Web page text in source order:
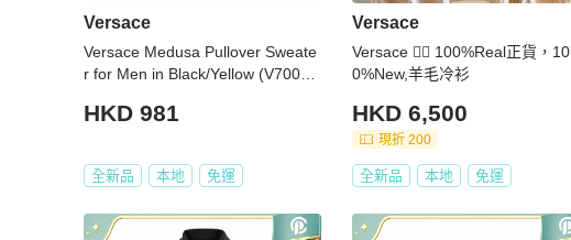
Versace
Versace Medusa Pullover Sweate
r for Men in Black/Yellow (V70069
HKD 981
全新品 本地 免運
Versace
Versace 👍🏻 100%Real正貨，10
0%New,羊毛冷衫
HKD 6,500
現折 200
全新品 本地 免運